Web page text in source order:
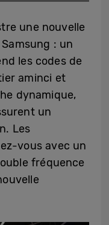
une nouvelle
: un
les codes de
aminci et
dynamique,
un
Les
vous avec un
fréquence